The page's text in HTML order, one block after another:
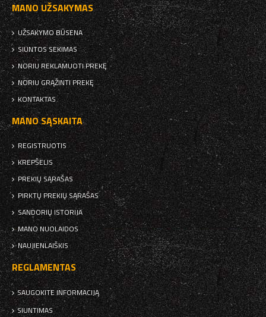
MANO UŽSAKYMAS
UŽSAKYMO BŪSENA
SIUNTOS SEKIMAS
NORIU REKLAMUOTI PREKĘ
NORIU GRĄŽINTI PREKĘ
KONTAKTAS
MANO SĄSKAITA
REGISTRUOTIS
KREPŠELIS
PREKIŲ SĄRAŠAS
PIRKTŲ PREKIŲ SĄRAŠAS
SANDORIŲ ISTORIJA
MANO NUOLAIDOS
NAUJIENLAIŠKIS
REGLAMENTAS
SAUGOKITE INFORMACIJĄ
SIUNTIMAS